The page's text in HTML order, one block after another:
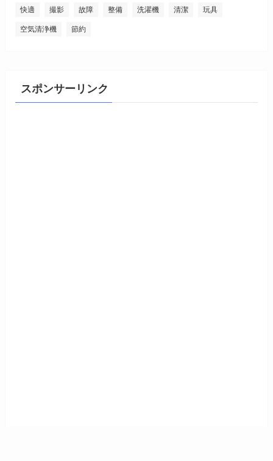
快適 撮影 故障 整備 洗濯機 清潔 玩具
空気清浄機 節約
スポンサーリンク